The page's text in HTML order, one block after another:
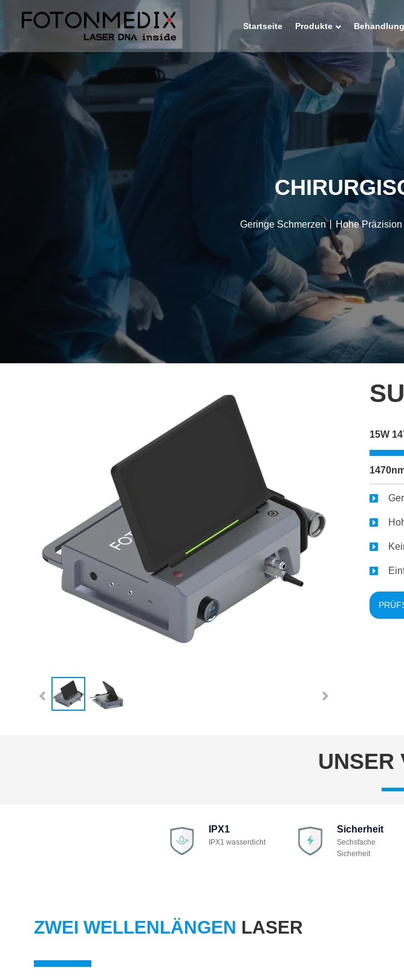
Startseite Produkte
Geringe Schmerzen丨Hohe
15W
UNSER
IPX1
IPX1 wasserdicht
Sicherheit
Sechsfache
Sicherheit
ZWEI WELLENLÄNGEN LASER